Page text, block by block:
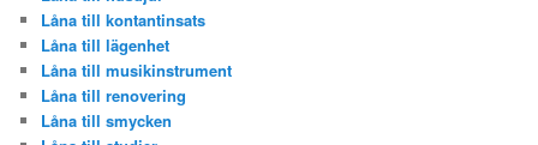
Låna till kontantinsats
Låna till lägenhet
Låna till musikinstrument
Låna till renovering
Låna till smycken